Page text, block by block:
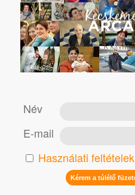
Név
E-mail
Használati feltételek